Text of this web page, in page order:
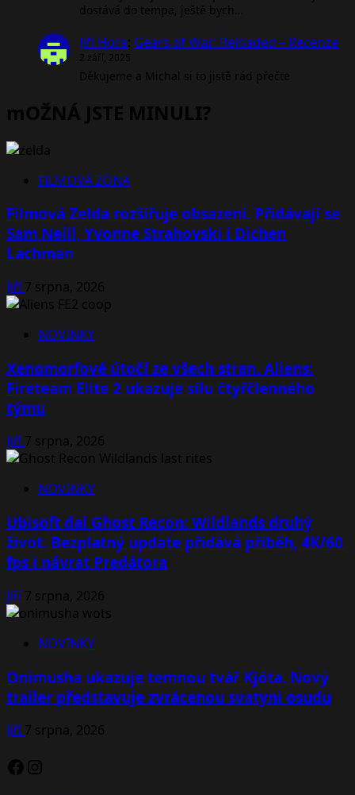
dostává do tempa, ještě bych…
Jiří Hora: Gears of War: Reloaded – Recenze
2 září, 2025
Děkujeme a Michal si to jistě rád přečte
mOŽNÁ JSTE MINULI?
FILMOVÁ ZÓNA
Filmová Zelda rozšiřuje obsazení. Přidávají se
Sam Neill, Yvonne Strahovski i Dichen
Lachman
Jiří7 srpna, 2026
NOVINKY
Xenomorfové útočí ze všech stran. Aliens:
Fireteam Elite 2 ukazuje sílu čtyřčlenného
týmu
Jiří7 srpna, 2026
NOVINKY
Ubisoft dal Ghost Recon: Wildlands druhý
život. Bezplatný update přidává příběh, 4K/60
fps i návrat Predátora
Jiří7 srpna, 2026
NOVINKY
Onimusha ukazuje temnou tvář Kjóta. Nový
trailer představuje zvrácenou svatyni osudu
Jiří7 srpna, 2026
Facebook
Instagram